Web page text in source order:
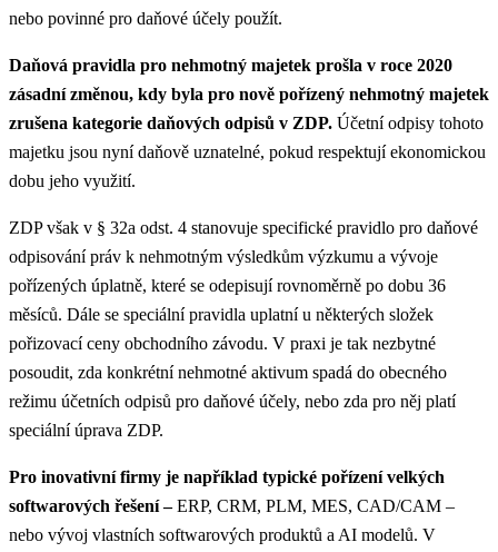
nebo povinné pro daňové účely použít.
Daňová pravidla pro nehmotný majetek prošla v roce 2020
zásadní změnou, kdy byla pro nově pořízený nehmotný majetek
zrušena kategorie daňových odpisů v ZDP. Účetní odpisy tohoto
majetku jsou nyní daňově uznatelné, pokud respektují ekonomickou
dobu jeho využití.
ZDP však v § 32a odst. 4 stanovuje specifické pravidlo pro daňové
odpisování práv k nehmotným výsledkům výzkumu a vývoje
pořízených úplatně, které se odepisují rovnoměrně po dobu 36
měsíců. Dále se speciální pravidla uplatní u některých složek
pořizovací ceny obchodního závodu. V praxi je tak nezbytné
posoudit, zda konkrétní nehmotné aktivum spadá do obecného
režimu účetních odpisů pro daňové účely, nebo zda pro něj platí
speciální úprava ZDP.
Pro inovativní firmy je například typické pořízení velkých
softwarových řešení –ERP, CRM, PLM, MES, CAD/CAM –
nebo vývoj vlastních softwarových produktů a AI modelů. V